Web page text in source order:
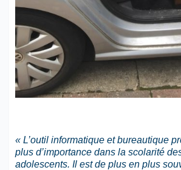
« L’outil informatique et bureautique
plus d’importance dans la scolarité
adolescents. Il est de plus en plus